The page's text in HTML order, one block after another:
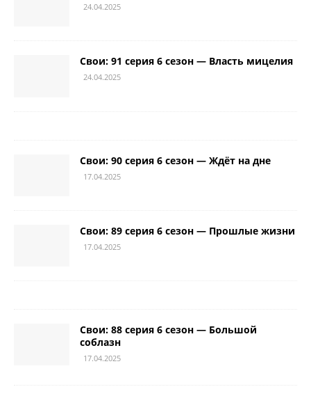
24.04.2025
Свои: 91 серия 6 сезон — Власть мицелия
24.04.2025
Свои: 90 серия 6 сезон — Ждёт на дне
17.04.2025
Свои: 89 серия 6 сезон — Прошлые жизни
17.04.2025
Свои: 88 серия 6 сезон — Большой
соблазн
17.04.2025